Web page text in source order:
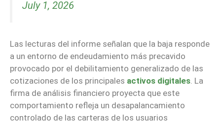
July 1, 2026
Las lecturas del informe señalan que la baja responde
a un entorno de endeudamiento más precavido
provocado por el debilitamiento generalizado de las
cotizaciones de los principales activos digitales . La
firma de análisis financiero proyecta que este
comportamiento refleja un desapalancamiento
controlado de las carteras de los usuarios